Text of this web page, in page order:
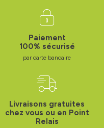
Paiement
100% sécurisé
par carte bancaire
Livraisons gratuites
chez vous ou en Point
Relais